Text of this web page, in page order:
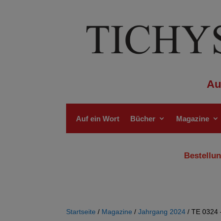
Auf ein Wort Bücher Magazine
Startseite / Magazine /Jahrgang 2024 / TE 0324